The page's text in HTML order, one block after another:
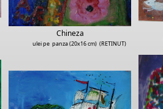
Chineza
ulei pe panza (20x16 cm) (RETINUT)